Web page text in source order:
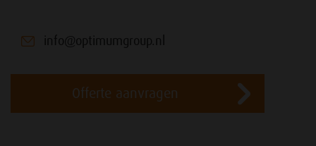
info@optimumgroup.nl
Offerte aanvragen